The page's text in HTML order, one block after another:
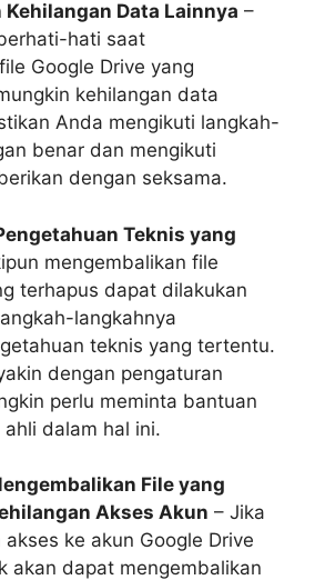
Data Lainnya –
hati saat
Google Drive yang
kehilangan data
Anda mengikuti langkah-
benar dan mengikuti
dengan seksama.
Teknis yang
mengembalikan file
terhapus dapat dilakukan
langkahnya
teknis yang tertentu.
dengan pengaturan
perlu meminta bantuan
dalam hal ini.
File yang
Akses Akun – Jika
ke akun Google Drive
akan dapat mengembalikan